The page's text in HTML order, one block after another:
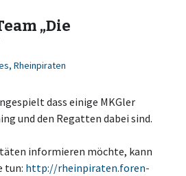
„Die
, Rheinpiraten
dass einige MKGler
und den Regatten dabei sind.
informieren möchte, kann
tun: http://rheinpiraten.foren-